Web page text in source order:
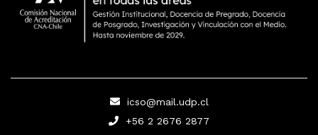
icso@mail.udp.cl
+56 2 2676 2877